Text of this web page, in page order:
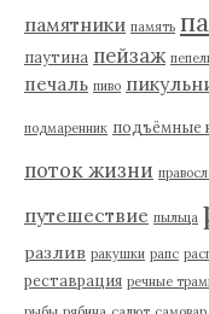
памятники память
паутина пейзаж
печаль пиво
подмаренник подъёмные
поток жизни
путешествие пыльца
разлив ракушки рапс
реставрация речные